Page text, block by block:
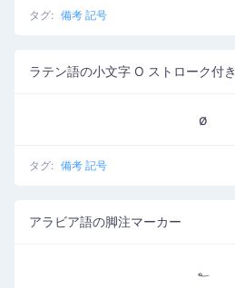
タグ: 備考 記号
ラテン語の小文字 O ストローク付き
ø
タグ: 備考 記号
アラビア語の脚注マーカー
؂